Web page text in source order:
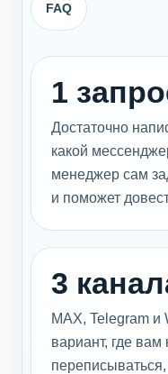
FAQ
1
Достаточно
какой
менеджер сам
и поможет
3
MAX, Telegram
вариант, где